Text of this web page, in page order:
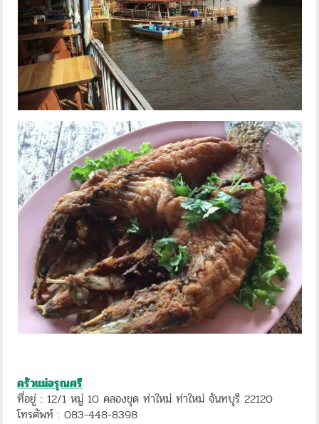
ครัวแม่อรุณศรี
ที่อยู่ : 12/1 หมู่ 10 คลองขุด ท่าใหม่ ท่าใหม่ จันทบุรี 22120
โทรศัพท์ : 083-448-8398